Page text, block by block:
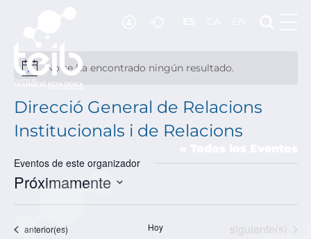
CONTACTO
AvisoNo se ha encontrado ningún resultado.
Direcció General de Relacions
Institucionals i de Relacions
Eventos de este organizador
Próximamente
FECHA.
Eventos
anterior(es) Hoy Eventos
siguiente(s)